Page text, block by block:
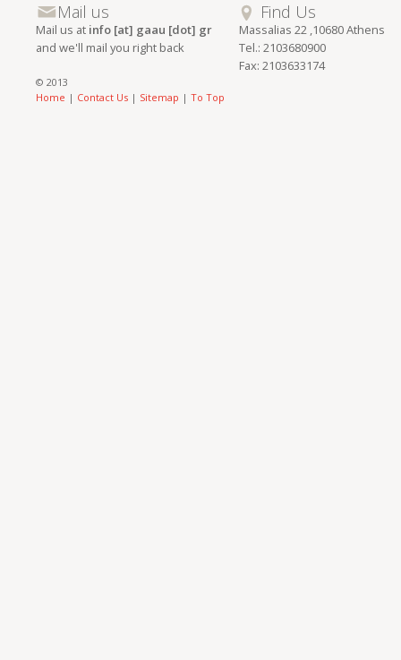
Mail us
Mail us at info [at] gaau [dot] gr
and we'll mail you right back
Find Us
Massalias 22 ,10680 Athens
Tel.: 2103680900
Fax: 2103633174
© 2013
Home | Contact Us | Sitemap | To Top